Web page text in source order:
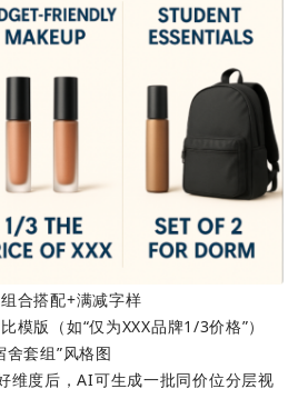
合搭配+满减字样
版（如“仅为XXX品牌1/3价格”）
套组”风格图
维度后，AI可生成一批同价位分层视